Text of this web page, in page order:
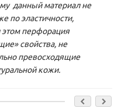
данный материал не
по эластичности,
этом перфорация
свойства, не
превосходящие
кожи.